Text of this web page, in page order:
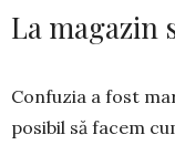
La magazin
Confuzia a fost
posibil să facem